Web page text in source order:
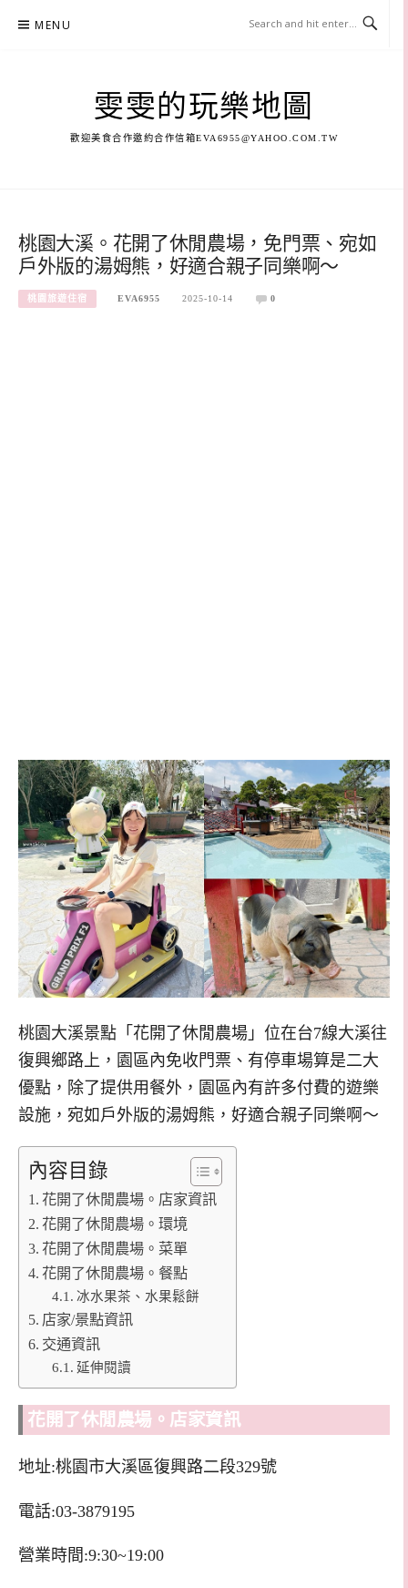
MENU
雯雯的玩樂地圖
歡迎美食合作邀約合作信箱EVA6955@YAHOO.COM.TW
桃園大溪。花開了休閒農場，免門票、宛如
戶外版的湯姆熊，好適合親子同樂啊～
桃園旅遊住宿 EVA6955 2025-10-14 0
桃園大溪景點「花開了休閒農場」位在台7線大溪往
復興鄉路上，園區內免收門票、有停車場算是二大
優點，除了提供用餐外，園區內有許多付費的遊樂
設施，宛如戶外版的湯姆熊，好適合親子同樂啊～
內容目錄
花開了休閒農場。店家資訊
花開了休閒農場。環境
花開了休閒農場。菜單
花開了休閒農場。餐點
冰水果茶、水果鬆餅
店家/景點資訊
交通資訊
延伸閱讀
花開了休閒農場。店家資訊
地址:桃園市大溪區復興路二段329號
電話:03-3879195
營業時間:9:30~19:00